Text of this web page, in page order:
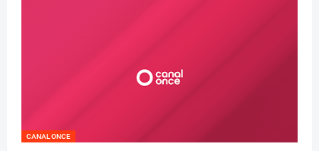
CANAL ONCE